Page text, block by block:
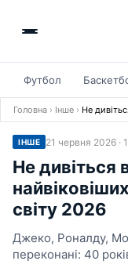
Футбол
Головна › Інше › Не
ІНШЕ 21 червня 2026 ·
Не дивіться
світу 2026
Джеко, Роналду,
переконані: 40